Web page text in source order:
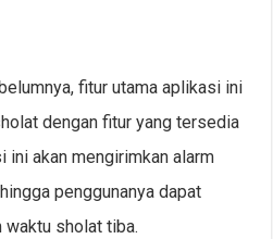
fitur utama aplikasi ini
dengan fitur yang tersedia
ini akan mengirimkan alarm
penggunanya dapat
sholat tiba.